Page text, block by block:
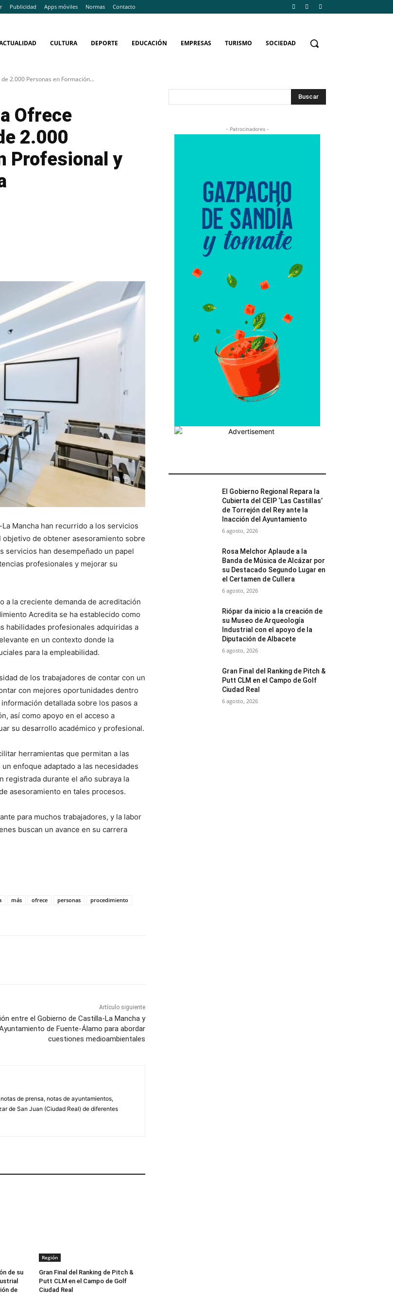
Publicidad Apps móviles Normas Contacto
CULTURA DEPORTE EDUCACIÓN EMPRESAS TURISMO SOCIEDAD
2.000 Personas en Formación...
Ofrece
2.000
Profesional y
Mancha han recurrido a los servicios
de obtener asesoramiento sobre
servicios han desempeñado un papel
profesionales y mejorar su
a la creciente demanda de acreditación
Acredita se ha establecido como
habilidades profesionales adquiridas a
en un contexto donde la
para la empleabilidad.
de los trabajadores de contar con un
con mejores oportunidades dentro
detallada sobre los pasos a
así como apoyo en el acceso a
su desarrollo académico y profesional.
herramientas que permitan a las
enfoque adaptado a las necesidades
registrada durante el año subraya la
asesoramiento en tales procesos.
para muchos trabajadores, y la labor
buscan un avance en su carrera
más ofrece personas
procedimiento
Artículo siguiente
entre el Gobierno de Castilla-La Mancha y
de Fuente-Álamo para abordar
cuestiones medioambientales
de prensa, notas de ayuntamientos,
de San Juan (Ciudad Real) de diferentes
de su
de
Región
Gran Final del Ranking de Pitch &
Putt CLM en el Campo de Golf
Ciudad Real
Buscar
- Patrocinadores -
El Gobierno Regional Repara la
Cubierta del CEIP ‘Las Castillas’
de Torrejón del Rey ante la
Inacción del Ayuntamiento
6 agosto, 2026
Rosa Melchor Aplaude a la
Banda de Música de Alcázar por
su Destacado Segundo Lugar en
el Certamen de Cullera
6 agosto, 2026
Riópar da inicio a la creación de
su Museo de Arqueología
Industrial con el apoyo de la
Diputación de Albacete
6 agosto, 2026
Gran Final del Ranking de Pitch &
Putt CLM en el Campo de Golf
Ciudad Real
6 agosto, 2026